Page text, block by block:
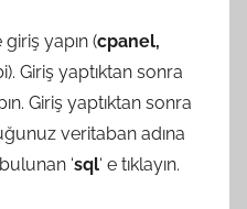
giriş yapın (cpanel,
Giriş yaptıktan sonra
Giriş yaptıktan sonra
veritaban adına
‘sql‘ e tıklayın.